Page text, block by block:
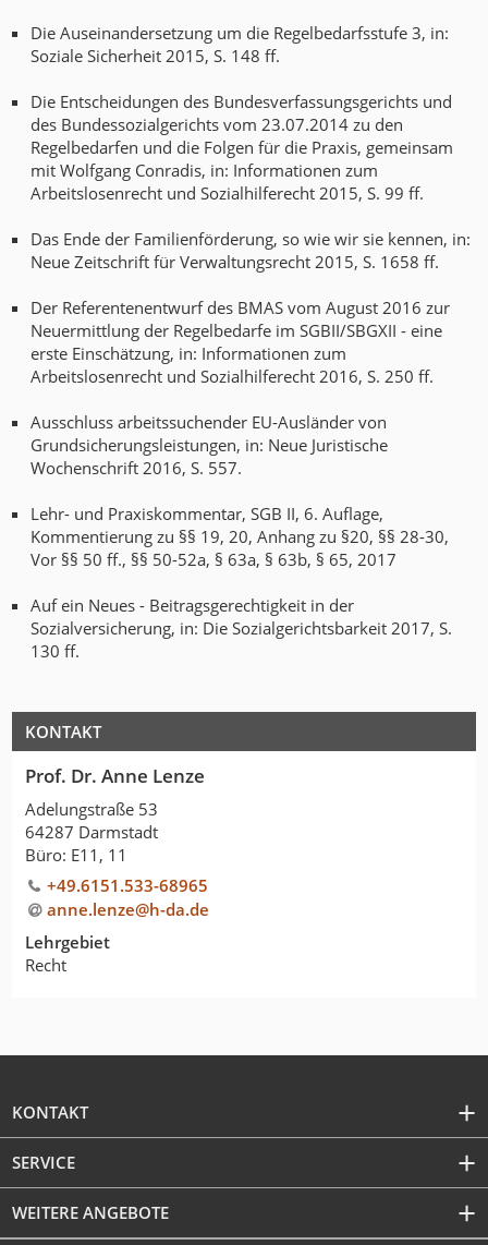
Die Auseinandersetzung um die Regelbedarfsstufe 3, in:
Soziale Sicherheit 2015, S. 148 ff.
Die Entscheidungen des Bundesverfassungsgerichts und
des Bundessozialgerichts vom 23.07.2014 zu den
Regelbedarfen und die Folgen für die Praxis, gemeinsam
mit Wolfgang Conradis, in: Informationen zum
Arbeitslosenrecht und Sozialhilferecht 2015, S. 99 ff.
Das Ende der Familienförderung, so wie wir sie kennen, in:
Neue Zeitschrift für Verwaltungsrecht 2015, S. 1658 ff.
Der Referentenentwurf des BMAS vom August 2016 zur
Neuermittlung der Regelbedarfe im SGBII/SBGXII - eine
erste Einschätzung, in: Informationen zum
Arbeitslosenrecht und Sozialhilferecht 2016, S. 250 ff.
Ausschluss arbeitssuchender EU-Ausländer von
Grundsicherungsleistungen, in: Neue Juristische
Wochenschrift 2016, S. 557.
Lehr- und Praxiskommentar, SGB II, 6. Auflage,
Kommentierung zu §§ 19, 20, Anhang zu §20, §§ 28-30,
Vor §§ 50 ff., §§ 50-52a, § 63a, § 63b, § 65, 2017
Auf ein Neues - Beitragsgerechtigkeit in der
Sozialversicherung, in: Die Sozialgerichtsbarkeit 2017, S.
130 ff.
KONTAKT
Prof. Dr. Anne Lenze
Adelungstraße 53
64287 Darmstadt
Büro: E11, 11
+49.6151.533-68965
anne.lenze@h-da.de
Lehrgebiet
Recht
KONTAKT
SERVICE
WEITERE ANGEBOTE